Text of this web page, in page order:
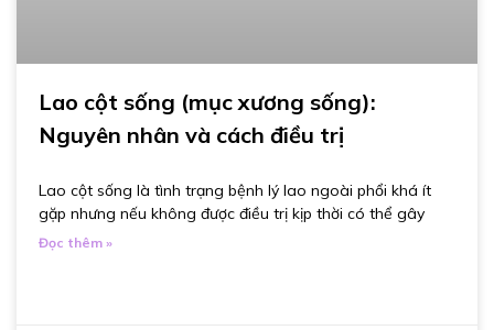
Lao cột sống (mục xương sống):
Nguyên nhân và cách điều trị
Lao cột sống là tình trạng bệnh lý lao ngoài phổi khá ít
gặp nhưng nếu không được điều trị kịp thời có thể gây
Đọc thêm »